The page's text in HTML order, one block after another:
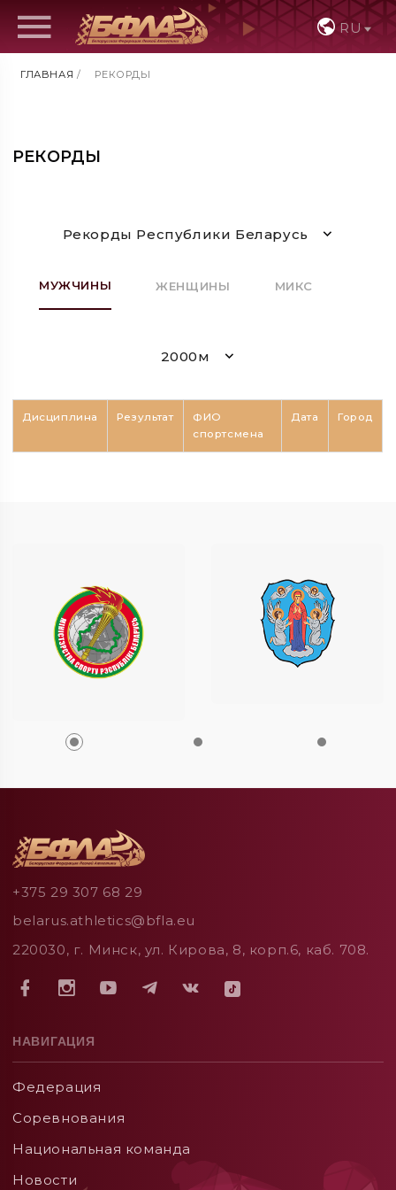
RU
ГЛАВНАЯ / РЕКОРДЫ
РЕКОРДЫ
Рекорды Республики Беларусь
МУЖЧИНЫ ЖЕНЩИНЫ МИКС
2000м
Дисциплина Результат
ФИО
спортсмена
Дата Город
+375 29 307 68 29
belarus.athletics@bfla.eu
220030, г. Минск, ул. Кирова, 8, корп.6, каб. 708.
НАВИГАЦИЯ
Федерация
Соревнования
Национальная команда
Новости